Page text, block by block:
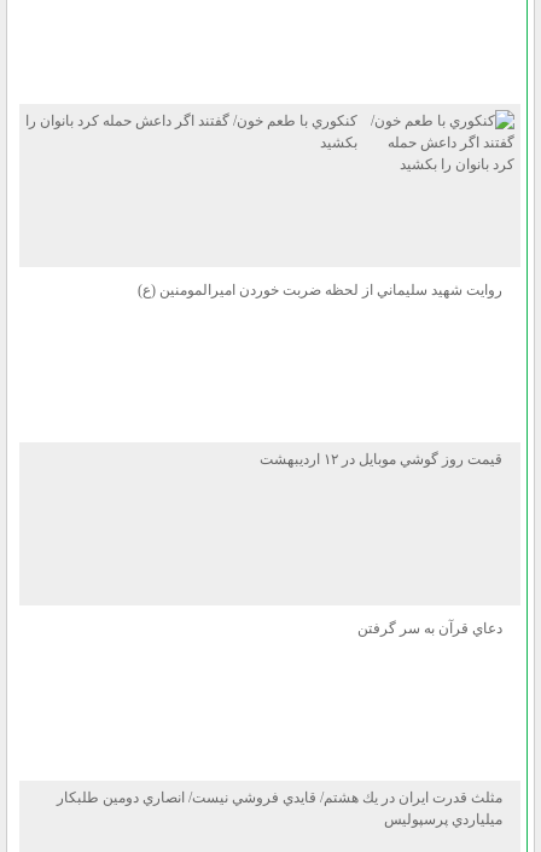
كنكوري با طعم خون/ گفتند اگر داعش حمله كرد بانوان را
بكشيد
روايت شهيد سليماني از لحظه ضربت خوردن اميرالمومنين (ع)
قيمت روز گوشي موبايل در ۱۲ ارديبهشت
دعاي قرآن به سر گرفتن
مثلث قدرت ايران در يك هشتم/ قايدي فروشي نيست/ انصاري دومين طلبكار
ميلياردي پرسپوليس